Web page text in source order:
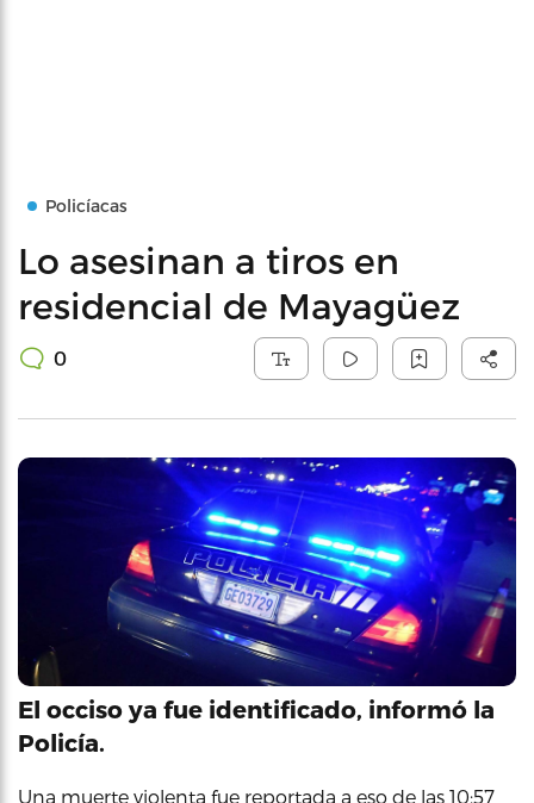
Policíacas
Lo asesinan a tiros en
residencial de Mayagüez
0
El occiso ya fue identificado, informó la
Policía.
Una muerte violenta fue reportada a eso de las 10:57